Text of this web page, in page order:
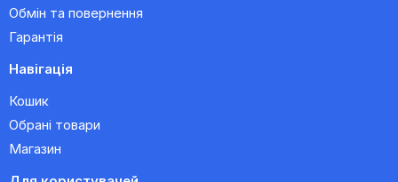
Обмін та повернення
Гарантія
Навігація
Кошик
Обрані товари
Магазин